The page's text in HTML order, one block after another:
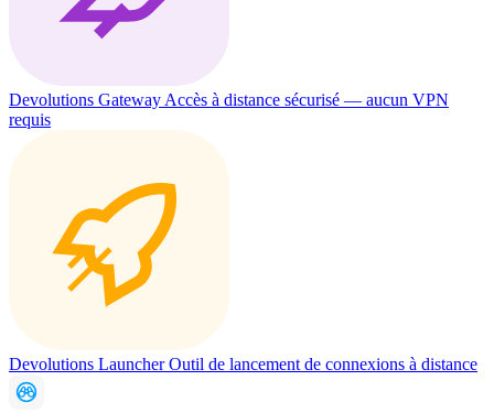
Devolutions Gateway Accès à distance sécurisé — aucun VPN
requis
Devolutions LauncherOutil de lancement de connexions à distance